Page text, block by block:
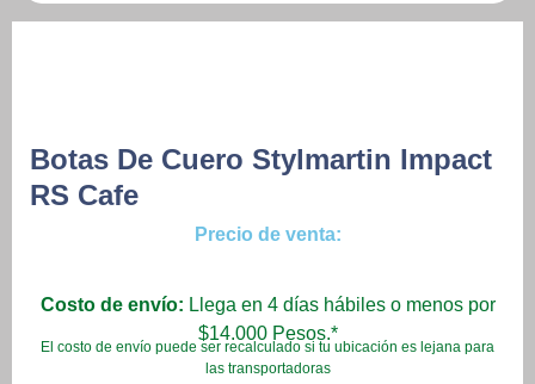
Botas De Cuero Stylmartin Impact
RS Cafe
Precio de venta:
Costo de envío: Llega en 4 días hábiles o menos por
$14.000 Pesos.*
El costo de envío puede ser recalculado si tu ubicación es lejana para
las transportadoras